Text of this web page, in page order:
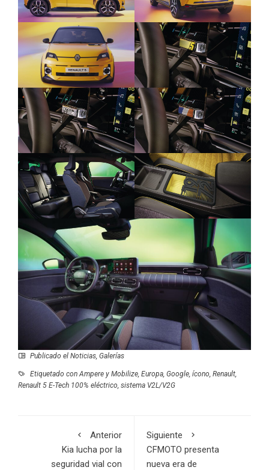
Publicado el Noticias Galerías
Etiquetado con Ampere y Mobilize Europa Google ícono Renault
Renault 5 E-Tech 100% eléctrico sistema V2L/V2G
Anterior
Kia lucha por la
seguridad vial con
Siguiente
CFMOTO presenta
nueva era de